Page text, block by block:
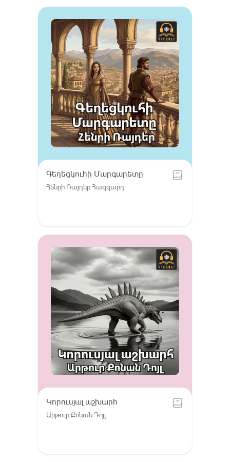
Գեղեցկուհի Մարգարետը
Հենրի Ռայդեր Հագգարդ
Կորուսյալ աշխարհ
Արթուր Քոնան Դոյլ